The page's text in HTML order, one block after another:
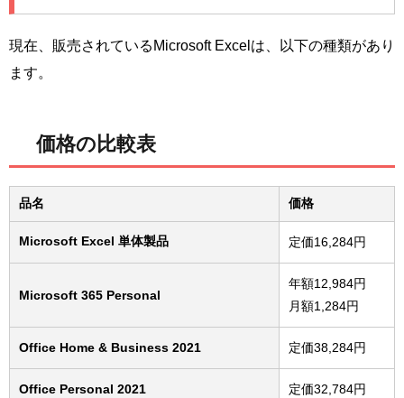
現在、販売されているMicrosoft Excelは、以下の種類があり
ます。
価格の比較表
品名 価格
Microsoft Excel 単体製品 定価16,284円
Microsoft 365 Personal
年額12,984円
月額1,284円
Office Home & Business 2021 定価38,284円
Office Personal 2021 定価32,784円